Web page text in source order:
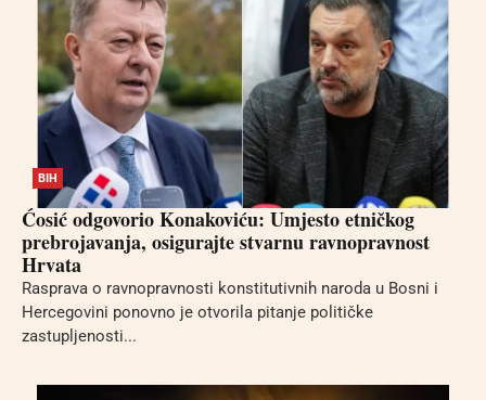
BIH
Ćosić odgovorio Konakoviću: Umjesto etničkog
prebrojavanja, osigurajte stvarnu ravnopravnost
Hrvata
Rasprava o ravnopravnosti konstitutivnih naroda u Bosni i
Hercegovini ponovno je otvorila pitanje političke
zastupljenosti...